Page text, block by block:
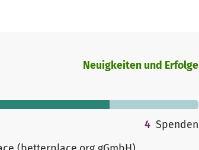
Neuigkeiten und Erfolge
4 Spenden